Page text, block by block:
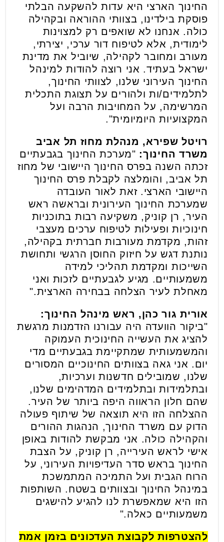
החינוך הארצי היא עדות להשקעה הבלתי
פוסקת בילדינו, בצוותי ההוראה ובקהילה
כולה. אנחנו לא שואפים רק למצוינות
לימודית, אלא לטיפוח דור ערכי, יצירתי,
מעורב ומחובר לקהילה, שיוביל את מדינת
ישראל בעתיד. אני רוצה להודות למינהל
החינוך העירוני שלנו, לצוותי החינוך,
לתלמידים/ות ולהורים על תצוגת התכלית
המרשימה, על המחויבות הרבה ועל
המקצועיות היומיומית".
רויטל שפירא, מנהלת מחוז תל אביב
משרד החינוך: "מערכת החינוך בגבעתיים
זכתה השנה בפרס החינוך היישובי של מחוז
תל אביב, והומלצה לקבלת פרס החינוך
היישובי הארצי. זאת לאור העובדה
שמערכת החינוך העירונית ובראשה ראש
העיר, רן קוניק, משקיעה רבות בתוכניות
חינוכיות ופעילות לטיפוח ערכים מעצבי
זהות, מקדמת מעורבות חברתית בקהילה,
נותנת דגש על חיזוק החוסן הרגשי ותחושת
השייכות ומקדמת תהליכי למידה
משמעותיים. מגיע לגבעתיים לזכות ואני
מאחלת לעיר הצלחה בבחירה הארצית."
אורית גור כהן, ראש מינהל החינוך:
"ביקור הוועדה היה עבורנו הזדמנות מרגשת
להציג את העשייה החינוכית העמוקה
והמשמעותית שמתקיימת בגבעתיים מדי
יום. אני גאה בצוותים החינוכיים המסורים
שלנו, שמובילים חדשנות וערכיות,
ובתלמידות ובתלמידים המדהימים שלנו,
שהם חלון הראווה היפה ביותר של העיר.
ההצלחה הזו היא תוצאה של שיתוף פעולה
הדוק עם משרד החינוך, הנהגות ההורים
והקהילה כולה. אני מבקשת להודות באופן
אישי לראש העירייה, רן קוניק, על הצבת
החינוך בראש סדר העדיפויות העירוני, על
הרוח הגבית ועל התמיכה המתמשכת
במינהל החינוך ובצוותים בשטח. השותפות
הזו היא שמאפשרת לנו להגיע להישגים
משמעותיים כאלה."
להצטרפות לקבוצת העדכונים בזמן אמת